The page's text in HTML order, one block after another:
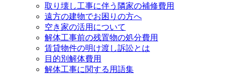
取り壊し工事に伴う隣家の補修費用
遠方の建物でお困りの方へ
空き家の活用について
解体工事前の残置物の処分費用
賃貸物件の明け渡し訴訟とは
目的別解体費用
解体工事に関する用語集